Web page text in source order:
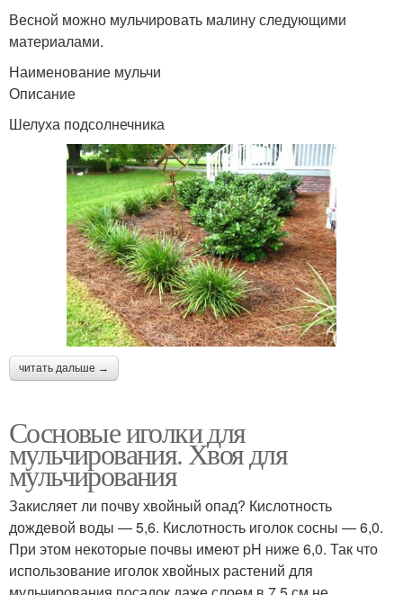
Весной можно мульчировать малину следующими
материалами.
Наименование мульчи
Описание
Шелуха подсолнечника
читать дальше →
Сосновые иголки для
мульчирования. Хвоя для
мульчирования
Закисляет ли почву хвойный опад? Кислотность
дождевой воды — 5,6. Кислотность иголок сосны — 6,0.
При этом некоторые почвы имеют pH ниже 6,0. Так что
использование иголок хвойных растений для